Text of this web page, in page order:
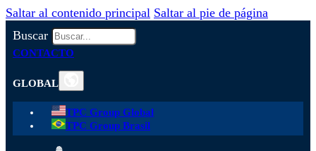
Saltar al contenido principal Saltar al pie de página
Buscar
CONTACTO
GLOBAL
TPC Group Global
TPC Group Brasil